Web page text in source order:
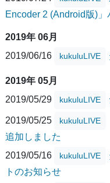
Encoder 2 (Android版)
2019年 06月
2019/06/16
kukuluLIVE
2019年 05月
2019/05/29
kukuluLIVE
2019/05/25 kukuluLIVE
追加しました
2019/05/16
kukuluLIVE
トのお知らせ